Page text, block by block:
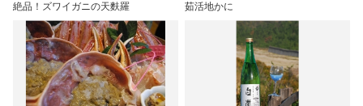
絶品！ズワイガニの天麩羅 茹活地かに